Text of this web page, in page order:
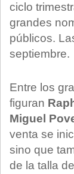
ciclo
grandes
públicos.
septiembre.
Entre los
figuran
Miguel
venta se
sino que
de la talla de